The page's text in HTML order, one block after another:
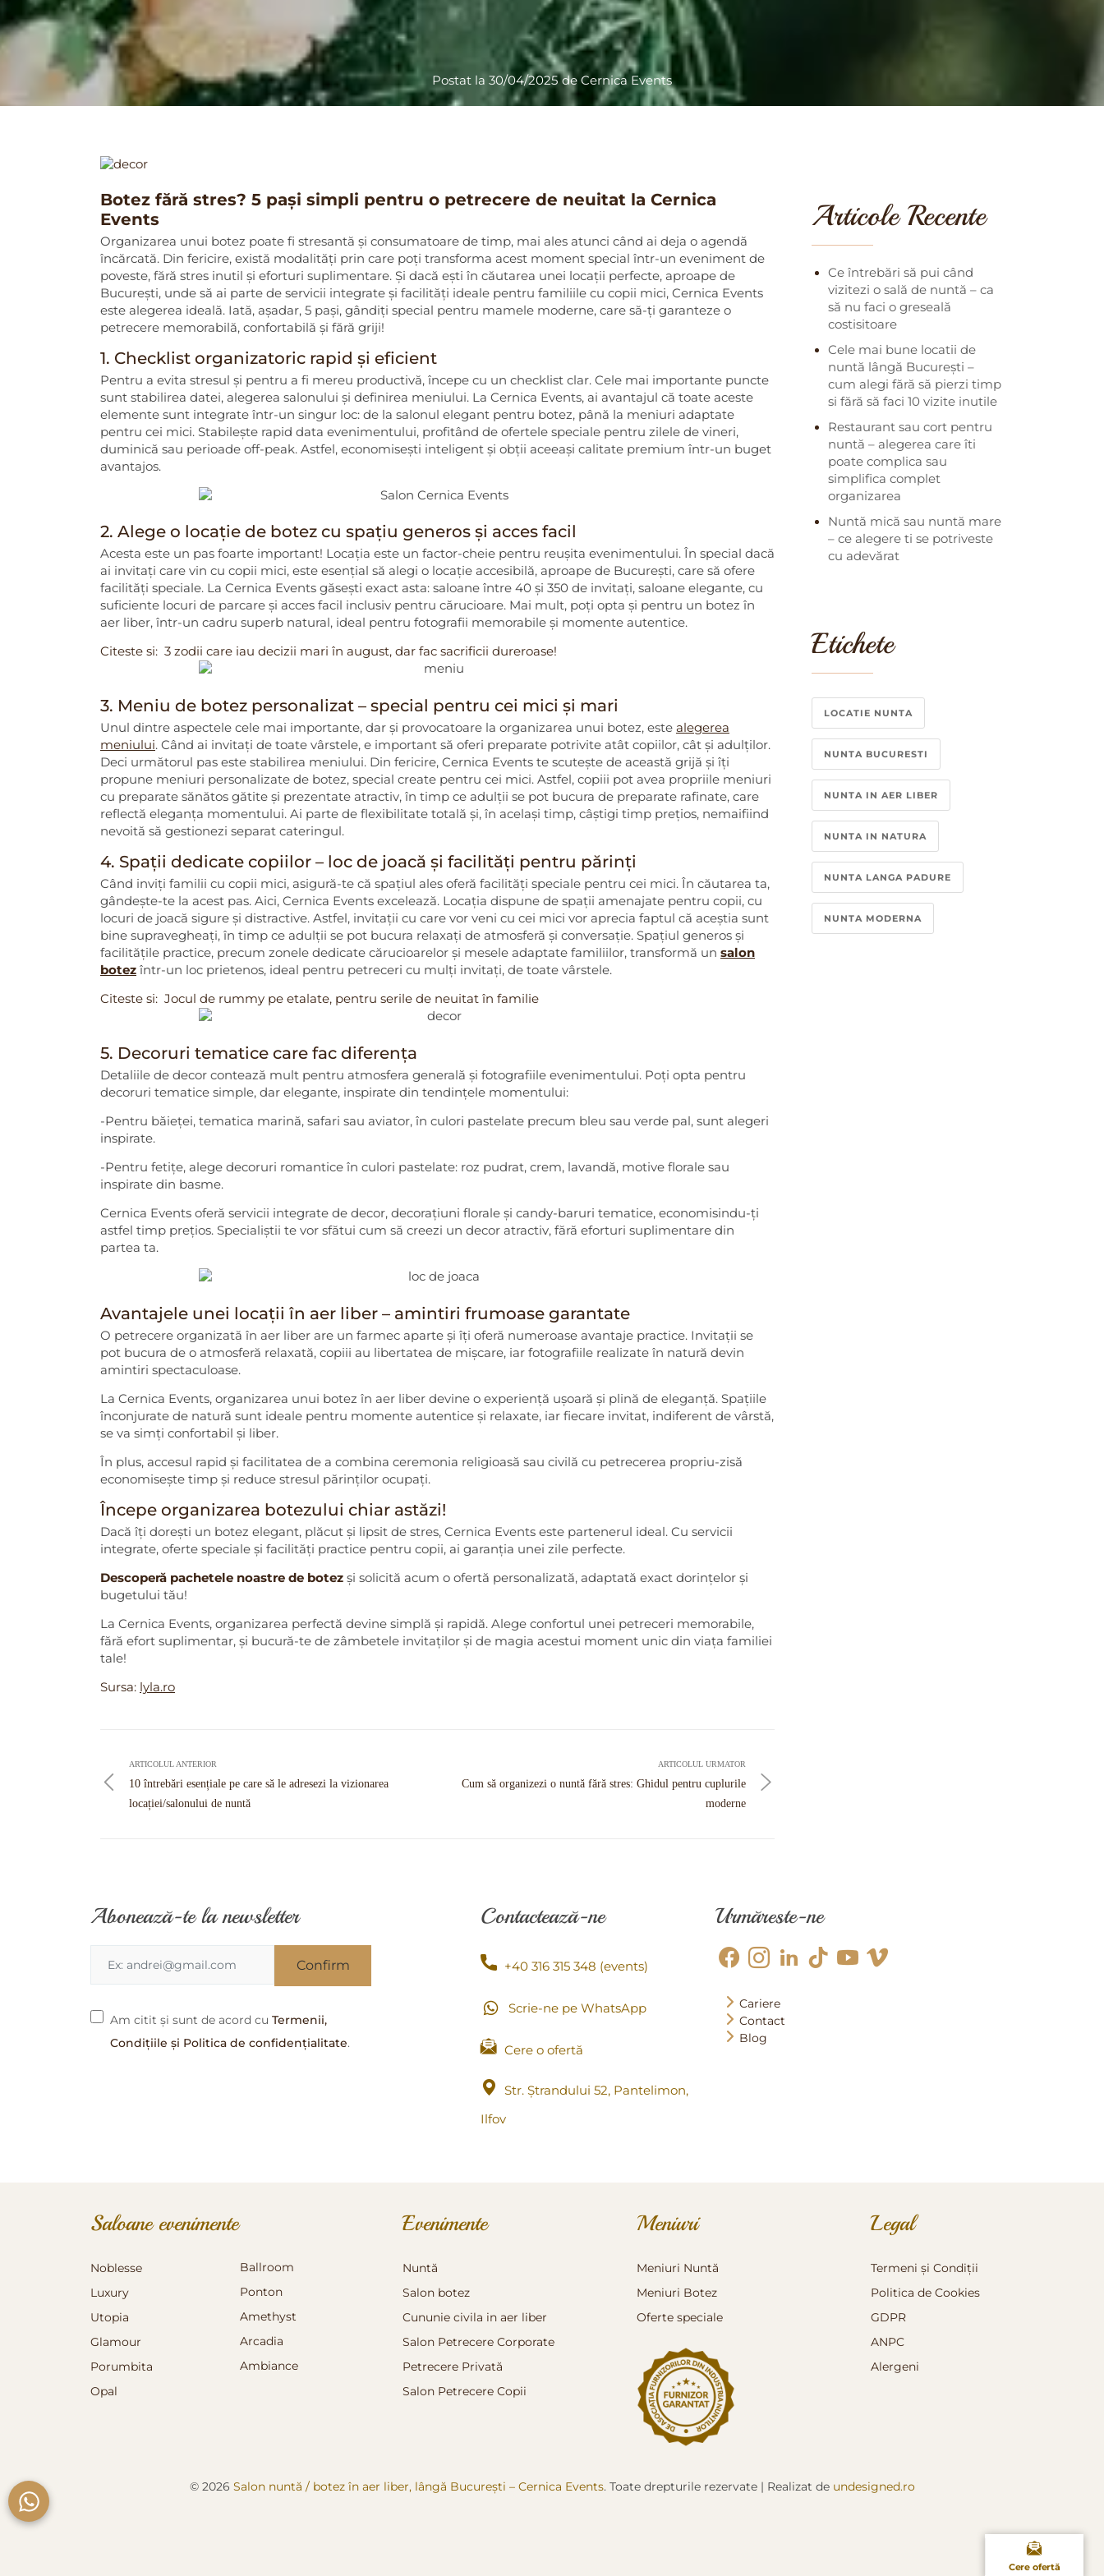
Cere ofertă
Postat la 30/04/2025 de Cernica Events
Botez fără stres? 5 pași simpli pentru o petrecere de neuitat la Cernica
Events
Organizarea unui botez poate fi stresantă și consumatoare de timp, mai ales atunci când ai deja o agendă
încărcată. Din fericire, există modalități prin care poți transforma acest moment special într-un eveniment de
poveste, fără stres inutil și eforturi suplimentare. Și dacă ești în căutarea unei locații perfecte, aproape de
București, unde să ai parte de servicii integrate și facilități ideale pentru familiile cu copii mici, Cernica Events
este alegerea ideală. Iată, așadar, 5 pași, gândiți special pentru mamele moderne, care să-ți garanteze o
petrecere memorabilă, confortabilă și fără griji!
1. Checklist organizatoric rapid și eficient
Pentru a evita stresul și pentru a fi mereu productivă, începe cu un checklist clar. Cele mai importante puncte
sunt stabilirea datei, alegerea salonului și definirea meniului. La Cernica Events, ai avantajul că toate aceste
elemente sunt integrate într-un singur loc: de la salonul elegant pentru botez, până la meniuri adaptate
pentru cei mici. Stabilește rapid data evenimentului, profitând de ofertele speciale pentru zilele de vineri,
duminică sau perioade off-peak. Astfel, economisești inteligent și obții aceeași calitate premium într-un buget
avantajos.
2. Alege o locație de botez cu spațiu generos și acces facil
Acesta este un pas foarte important! Locația este un factor-cheie pentru reușita evenimentului. În special dacă
ai invitați care vin cu copii mici, este esențial să alegi o locație accesibilă, aproape de București, care să ofere
facilități speciale. La Cernica Events găsești exact asta: saloane între 40 și 350 de invitați, saloane elegante, cu
suficiente locuri de parcare și acces facil inclusiv pentru cărucioare. Mai mult, poți opta și pentru un botez în
aer liber, într-un cadru superb natural, ideal pentru fotografii memorabile și momente autentice.
Citeste si: 3 zodii care iau decizii mari în august, dar fac sacrificii dureroase!
3. Meniu de botez personalizat – special pentru cei mici și mari
Unul dintre aspectele cele mai importante, dar și provocatoare la organizarea unui botez, este alegerea
meniului. Când ai invitați de toate vârstele, e important să oferi preparate potrivite atât copiilor, cât și adulților.
Deci următorul pas este stabilirea meniului. Din fericire, Cernica Events te scutește de această grijă și îți
propune meniuri personalizate de botez, special create pentru cei mici. Astfel, copiii pot avea propriile meniuri
cu preparate sănătos gătite și prezentate atractiv, în timp ce adulții se pot bucura de preparate rafinate, care
reflectă eleganța momentului. Ai parte de flexibilitate totală și, în același timp, câștigi timp prețios, nemaifiind
nevoită să gestionezi separat cateringul.
4. Spații dedicate copiilor – loc de joacă și facilități pentru părinți
Când inviți familii cu copii mici, asigură-te că spațiul ales oferă facilități speciale pentru cei mici. În căutarea ta,
gândește-te la acest pas. Aici, Cernica Events excelează. Locația dispune de spații amenajate pentru copii, cu
locuri de joacă sigure și distractive. Astfel, invitații cu care vor veni cu cei mici vor aprecia faptul că aceștia sunt
bine supravegheați, în timp ce adulții se pot bucura relaxați de atmosferă și conversație. Spațiul generos și
facilitățile practice, precum zonele dedicate cărucioarelor și mesele adaptate familiilor, transformă un salon
botez într-un loc prietenos, ideal pentru petreceri cu mulți invitați, de toate vârstele.
Citeste si: Jocul de rummy pe etalate, pentru serile de neuitat în familie
5. Decoruri tematice care fac diferența
Detaliile de decor contează mult pentru atmosfera generală și fotografiile evenimentului. Poți opta pentru
decoruri tematice simple, dar elegante, inspirate din tendințele momentului:
-Pentru băieței, tematica marină, safari sau aviator, în culori pastelate precum bleu sau verde pal, sunt alegeri
inspirate.
-Pentru fetițe, alege decoruri romantice în culori pastelate: roz pudrat, crem, lavandă, motive florale sau
inspirate din basme.
Cernica Events oferă servicii integrate de decor, decorațiuni florale și candy-baruri tematice, economisindu-ți
astfel timp prețios. Specialiștii te vor sfătui cum să creezi un decor atractiv, fără eforturi suplimentare din
partea ta.
Avantajele unei locații în aer liber – amintiri frumoase garantate
O petrecere organizată în aer liber are un farmec aparte și îți oferă numeroase avantaje practice. Invitații se
pot bucura de o atmosferă relaxată, copiii au libertatea de mișcare, iar fotografiile realizate în natură devin
amintiri spectaculoase.
La Cernica Events, organizarea unui botez în aer liber devine o experiență ușoară și plină de eleganță. Spațiile
înconjurate de natură sunt ideale pentru momente autentice și relaxate, iar fiecare invitat, indiferent de vârstă,
se va simți confortabil și liber.
În plus, accesul rapid și facilitatea de a combina ceremonia religioasă sau civilă cu petrecerea propriu-zisă
economisește timp și reduce stresul părinților ocupați.
Începe organizarea botezului chiar astăzi!
Dacă îți dorești un botez elegant, plăcut și lipsit de stres, Cernica Events este partenerul ideal. Cu servicii
integrate, oferte speciale și facilități practice pentru copii, ai garanția unei zile perfecte.
Descoperă pachetele noastre de botez și solicită acum o ofertă personalizată, adaptată exact dorințelor și
bugetului tău!
La Cernica Events, organizarea perfectă devine simplă și rapidă. Alege confortul unei petreceri memorabile,
fără efort suplimentar, și bucură-te de zâmbetele invitaților și de magia acestui moment unic din viața familiei
tale!
Sursa: lyla.ro
articole
ARTICOLUL ANTERIOR
10 întrebări esențiale pe care să le adresezi la vizionarea
locației/salonului de nuntă
ARTICOLUL URMATOR
Cum să organizezi o nuntă fără stres: Ghidul pentru cuplurile
moderne
Articole Recente
Ce întrebări să pui când
vizitezi o sală de nuntă – ca
să nu faci o greseală
costisitoare
Cele mai bune locatii de
nuntă lângă București –
cum alegi fără să pierzi timp
si fără să faci 10 vizite inutile
Restaurant sau cort pentru
nuntă – alegerea care îti
poate complica sau
simplifica complet
organizarea
Nuntă mică sau nuntă mare
– ce alegere ti se potriveste
cu adevărat
Etichete
LOCATIE NUNTA
NUNTA BUCURESTI
NUNTA IN AER LIBER
NUNTA IN NATURA
NUNTA LANGA PADURE
NUNTA MODERNA
Abonează-te la newsletter
Am citit și sunt de acord cu Termenii,
Condițiile și Politica de confidențialitate.
Contactează-ne
+40 316 315 348 (events)
Scrie-ne pe WhatsApp
Cere o ofertă
Str. Ștrandului 52, Pantelimon,
Ilfov
Urmăreste-ne
Cariere
Contact
Blog
Saloane evenimente
Noblesse
Luxury
Utopia
Glamour
Porumbita
Opal
Ballroom
Ponton
Amethyst
Arcadia
Ambiance
Evenimente
Nuntă
Salon botez
Cununie civila in aer liber
Salon Petrecere Corporate
Petrecere Privată
Salon Petrecere Copii
Meniuri
Meniuri Nuntă
Meniuri Botez
Oferte speciale
Legal
Termeni și Condiții
Politica de Cookies
GDPR
ANPC
Alergeni
© 2026 Salon nuntă / botez în aer liber, lângă București – Cernica Events. Toate drepturile rezervate | Realizat de undesigned.ro